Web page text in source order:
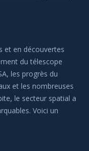
et en découvertes
du télescope
les progrès du
et les nombreuses
le secteur spatial a
Voici un